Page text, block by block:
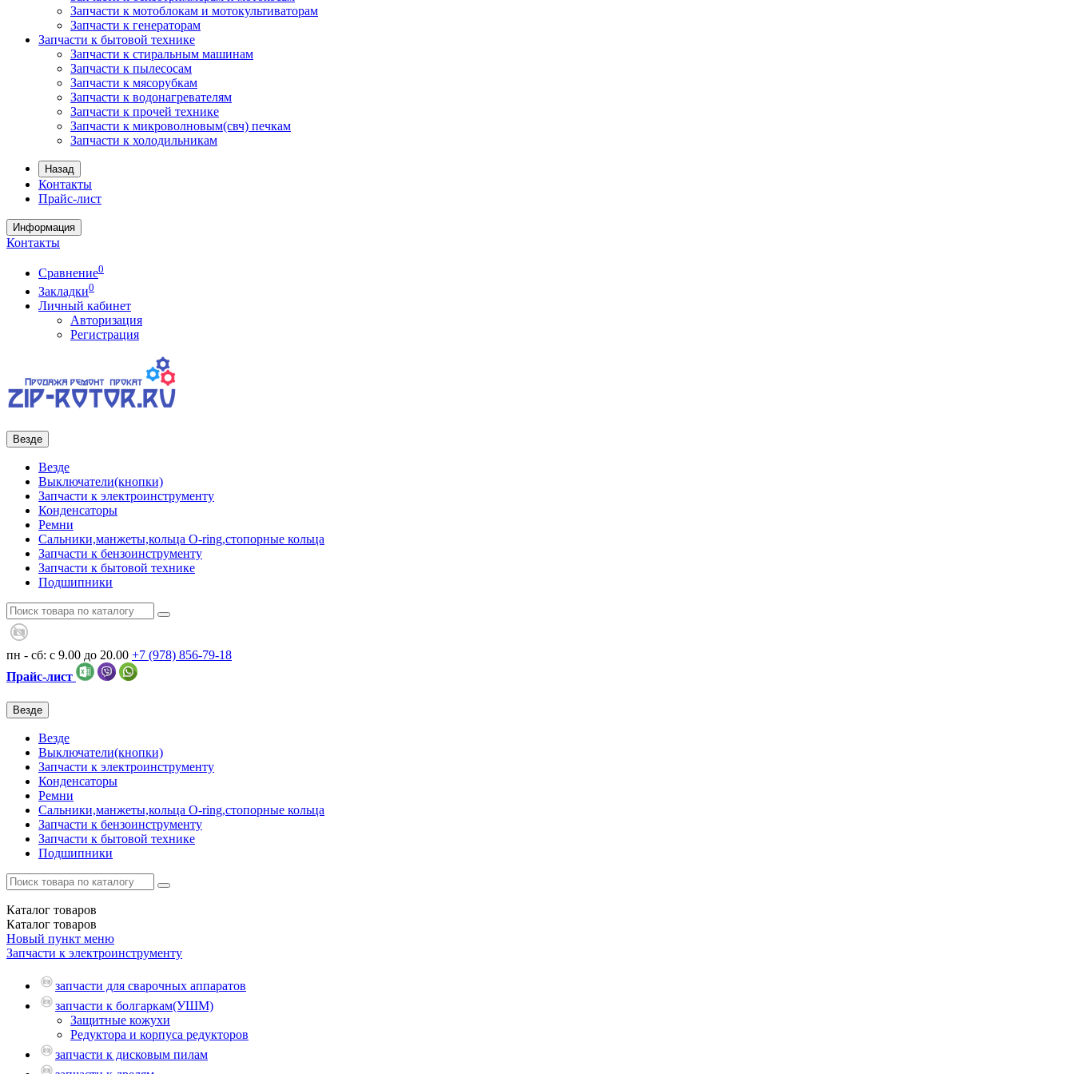
Запчасти к мотоблокам и мотокультиваторам
Запчасти к генераторам
Запчасти к бытовой технике
Запчасти к стиральным машинам
Запчасти к пылесосам
Запчасти к мясорубкам
Запчасти к водонагревателям
Запчасти к прочей технике
Запчасти к микроволновым(свч) печкам
Запчасти к холодильникам
Назад
Контакты
Прайс-лист
Информация
Контакты
Сравнение0
Закладки0
Личный кабинет
Авторизация
Регистрация
Везде
Везде
Выключатели(кнопки)
Запчасти к электроинструменту
Конденсаторы
Ремни
Сальники,манжеты,кольца О-ring,стопорные кольца
Запчасти к бензоинструменту
Запчасти к бытовой технике
Подшипники
пн - сб: с 9.00 до 20.00 +7 (978) 856-79-18
Прайс-лист
Везде
Везде
Выключатели(кнопки)
Запчасти к электроинструменту
Конденсаторы
Ремни
Сальники,манжеты,кольца О-ring,стопорные кольца
Запчасти к бензоинструменту
Запчасти к бытовой технике
Подшипники
Каталог товаров
Каталог товаров
Новый пункт меню
Запчасти к электроинструменту
запчасти для сварочных аппаратов
запчасти к болгаркам(УШМ)
Защитные кожухи
Редуктора и корпуса редукторов
запчасти к дисковым пилам